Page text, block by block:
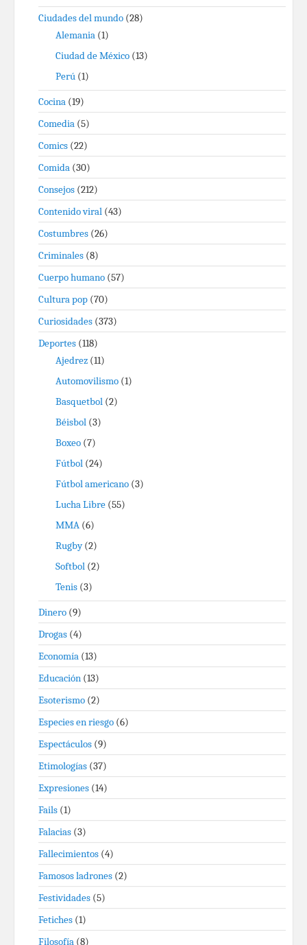
Ciudades del mundo (28)
Alemania (1)
Ciudad de México (13)
Perú (1)
Cocina (19)
Comedia (5)
Comics (22)
Comida (30)
Consejos (212)
Contenido viral (43)
Costumbres (26)
Criminales (8)
Cuerpo humano (57)
Cultura pop (70)
Curiosidades (373)
Deportes (118)
Ajedrez (11)
Automovilismo (1)
Basquetbol (2)
Béisbol (3)
Boxeo (7)
Fútbol (24)
Fútbol americano (3)
Lucha Libre (55)
MMA (6)
Rugby(2)
Softbol (2)
Tenis (3)
Dinero (9)
Drogas (4)
Economía (13)
Educación (13)
Esoterismo (2)
Especies en riesgo (6)
Espectáculos (9)
Etimologías (37)
Expresiones (14)
Fails (1)
Falacias (3)
Fallecimientos (4)
Famosos ladrones (2)
Festividades (5)
Fetiches (1)
Filosofía (8)